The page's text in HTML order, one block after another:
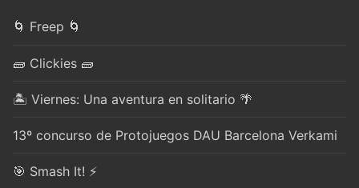
🌀 Freep 🌀
🧱 Clickies 🧱
🏝️ Viernes: Una aventura en solitario 🌴
13º concurso de Protojuegos DAU Barcelona Verkami
🎯 Smash It! ⚡